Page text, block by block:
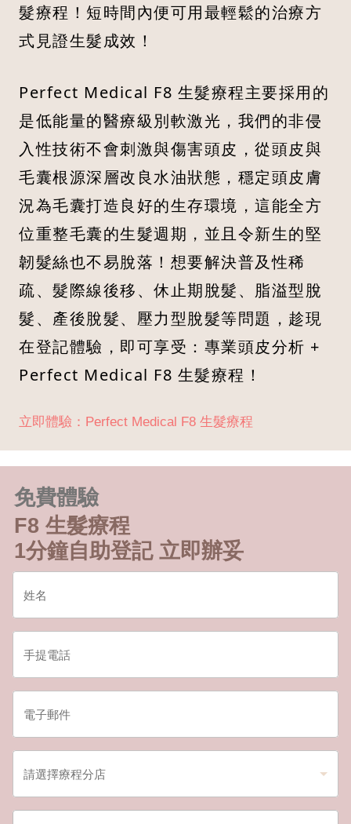
髮療程！短時間內便可用最輕鬆的治療方
式見證生髮成效！
Perfect Medical F8 生髮療程主要採用的
是低能量的醫療級別軟激光，我們的非侵
入性技術不會刺激與傷害頭皮，從頭皮與
毛囊根源深層改良水油狀態，穩定頭皮膚
況為毛囊打造良好的生存環境，這能全方
位重整毛囊的生髮週期，並且令新生的堅
韌髮絲也不易脫落！想要解決普及性稀
疏、髮際線後移、休止期脫髮、脂溢型脫
髮、產後脫髮、壓力型脫髮等問題，趁現
在登記體驗，即可享受：專業頭皮分析 +
Perfect Medical F8 生髮療程！
立即體驗：Perfect Medical F8 生髮療程
免費體驗
F8 生髮療程
1分鐘自助登記 立即辦妥